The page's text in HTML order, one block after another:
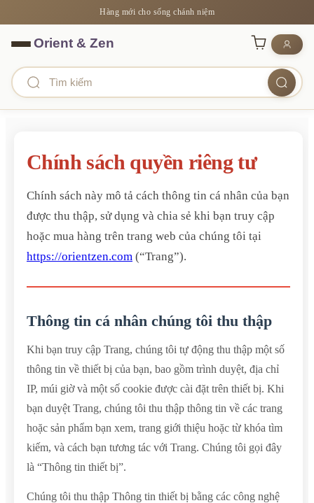
Hàng mới cho sống chánh niệm
Chính sách quyền riêng tư
Chính sách này mô tả cách thông tin cá nhân của bạn
được thu thập, sử dụng và chia sẻ khi bạn truy cập
hoặc mua hàng trên trang web của chúng tôi tại
https://orientzen.com (“Trang”).
Thông tin cá nhân chúng tôi thu thập
Khi bạn truy cập Trang, chúng tôi tự động thu thập một số
thông tin về thiết bị của bạn, bao gồm trình duyệt, địa chỉ
IP, múi giờ và một số cookie được cài đặt trên thiết bị. Khi
bạn duyệt Trang, chúng tôi thu thập thông tin về các trang
hoặc sản phẩm bạn xem, trang giới thiệu hoặc từ khóa tìm
kiếm, và cách bạn tương tác với Trang. Chúng tôi gọi đây
là “Thông tin thiết bị”.
Chúng tôi thu thập Thông tin thiết bị bằng các công nghệ